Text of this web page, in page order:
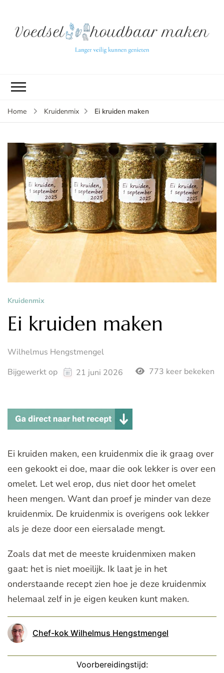
Home Kruidenmix Ei kruiden maken
Kruidenmix
Ei kruiden maken
Wilhelmus Hengstmengel
Bijgewerkt op
21 juni 2026 773 keer bekeken
Ei kruiden maken, een kruidenmix die ik graag over
een gekookt ei doe, maar die ook lekker is over een
omelet. Let wel erop, dus niet door het omelet
heen mengen. Want dan proef je minder van deze
kruidenmix. De kruidenmix is overigens ook lekker
als je deze door een eiersalade mengt.
Zoals dat met de meeste kruidenmixen maken
gaat: het is niet moeilijk. Ik laat je in het
onderstaande recept zien hoe je deze kruidenmix
helemaal zelf in je eigen keuken kunt maken.
Chef-kok Wilhelmus Hengstmengel
Voorbereidingstijd: